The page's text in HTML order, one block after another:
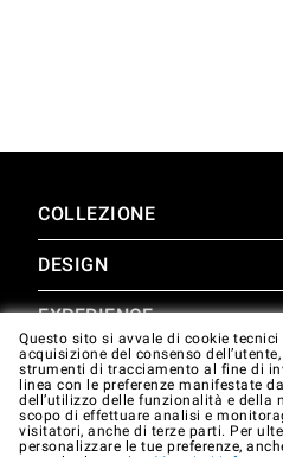
COLLEZIONE
SuperOven
Accessori
DESIGN
Design Lounge
Downloads
Gallery
EXPERIENCE
SuperOven Experience
Unox Casa App
SUPPORTO
Garanzia
Questo sito si avvale di cookie tecnici
acquisizione del consenso
strumenti di tracciamento al fine di
linea con le preferenze manifestate
dell’utilizzo delle funzionalità e della
scopo di effettuare analisi e
visitatori, anche di terze parti. Per
personalizzare le tue preferenze,